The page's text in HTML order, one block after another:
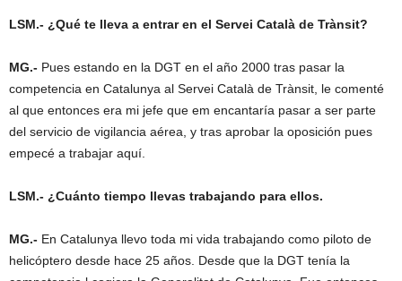
LSM.- ¿Qué te lleva a entrar en el Servei Català de Trànsit?
MG.- Pues estando en la DGT en el año 2000 tras pasar la
competencia en Catalunya al Servei Català de Trànsit, le comenté
al que entonces era mi jefe que em encantaría pasar a ser parte
del servicio de vigilancia aérea, y tras aprobar la oposición pues
empecé a trabajar aquí.
LSM.- ¿Cuánto tiempo llevas trabajando para ellos.
MG.- En Catalunya llevo toda mi vida trabajando como piloto de
helicóptero desde hace 25 años. Desde que la DGT tenía la